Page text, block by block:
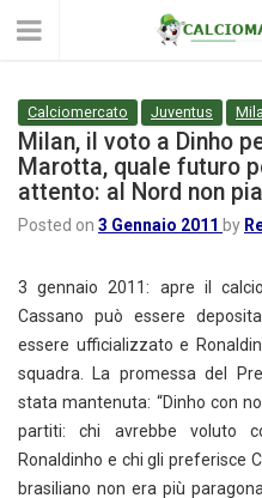
Calciomercato Juventus
Milan, il voto a Dinho
Marotta, quale futuro
attento: al Nord non
Posted on 3 Gennaio 2011 by
3 gennaio 2011: apre il
Cassano può essere
essere ufficializzato e
squadra. La promessa del
stata mantenuta: “Dinho con
partiti: chi avrebbe voluto
Ronaldinho e chi gli preferisce
brasiliano non era più